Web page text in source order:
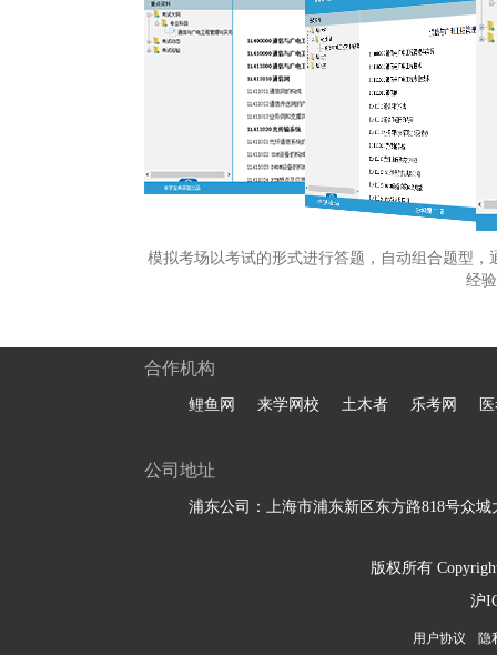
模拟考场以考试的形式进行答题，自动组合题型
经
合作机构
鲤鱼网 来学网校 土木者 乐考网
公司地址
浦东公司：上海市浦东新区东方路818号众城
版权所有
沪
用户协议 隐